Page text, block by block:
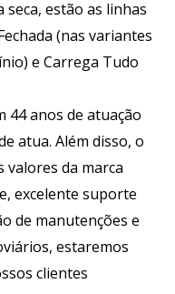
estão as linhas
(nas variantes
e Carrega Tudo
44 anos de atuação
atua. Além disso, o
valores da marca
excelente suporte
de manutenções e
estaremos
clientes